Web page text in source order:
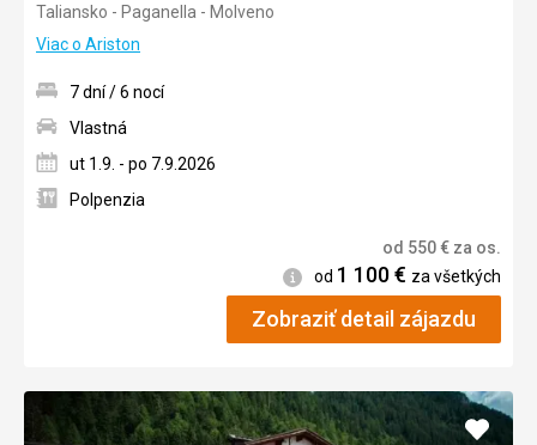
3/5
Taliansko - Paganella - Molveno
Viac o Ariston
7 dní / 6 nocí
Vlastná
ut 1.9. - po 7.9.2026
Polpenzia
od 550€ za os.
Informácie
od 1 100€ za všetkých
Zobraziť detail zájazdu
Pridať